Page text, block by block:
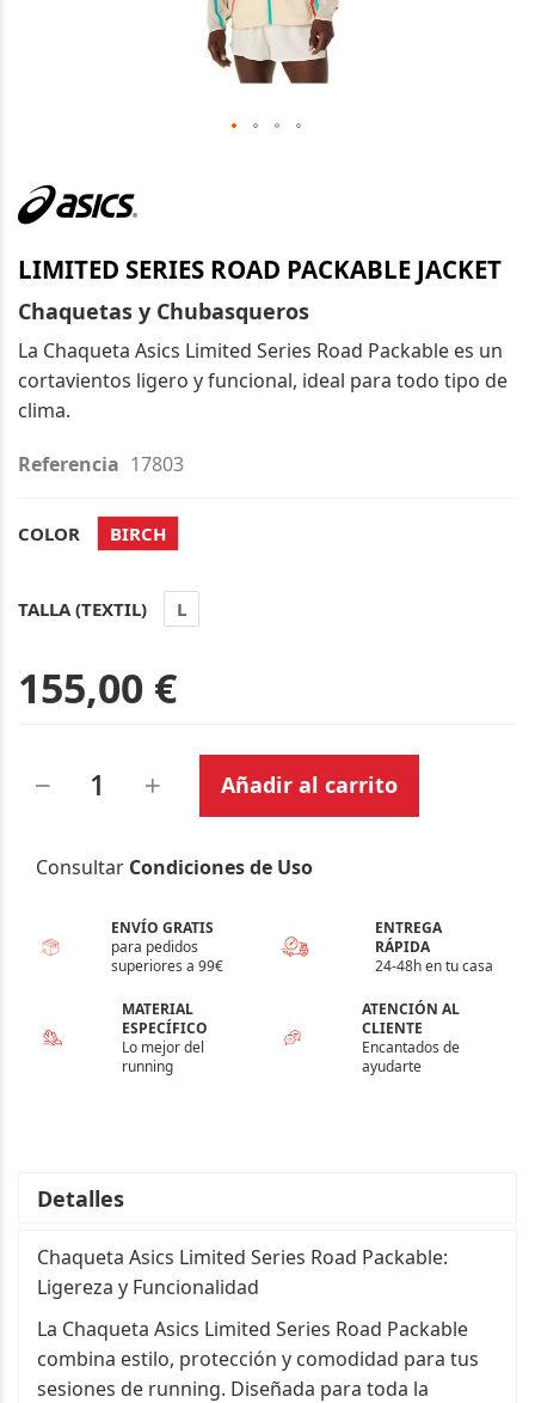
al
comienzo
la
galería
de
imágenes
LIMITED SERIES ROAD PACKABLE JACKET
Chaquetas y Chubasqueros
La Chaqueta Asics Limited Series Road Packable es un
cortavientos ligero y funcional, ideal para todo tipo de
clima.
Referencia 17803
COLOR BIRCH
TALLA (TEXTIL) L
155,00 €
Añadir al carrito
Consultar Condiciones de Uso
ENVÍO GRATIS
para pedidos
superiores a 99€
ENTREGA
RÁPIDA
24-48h en tu casa
MATERIAL
ESPECÍFICO
Lo mejor del
running
ATENCIÓN AL
CLIENTE
Encantados de
ayudarte
Detalles
Chaqueta Asics Limited Series Road Packable:
Ligereza y Funcionalidad
La Chaqueta Asics Limited Series Road Packable
combina estilo, protección y comodidad para tus
sesiones de running. Diseñada para toda la